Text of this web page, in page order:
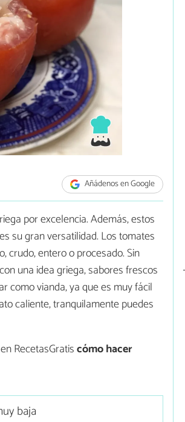
Añádenos en Google
por excelencia. Además, estos
su gran versatilidad. Los tomates
crudo, entero o procesado. Sin
una idea griega, sabores frescos
como vianda, ya que es muy fácil
caliente, tranquilamente puedes
RecetasGratiscómo hacer
baja